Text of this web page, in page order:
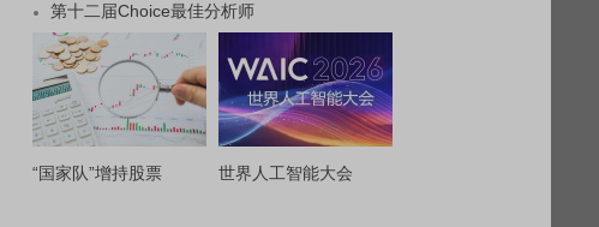
第十二届Choice最佳分析师
“国家队”增持股票 世界人工智能大会